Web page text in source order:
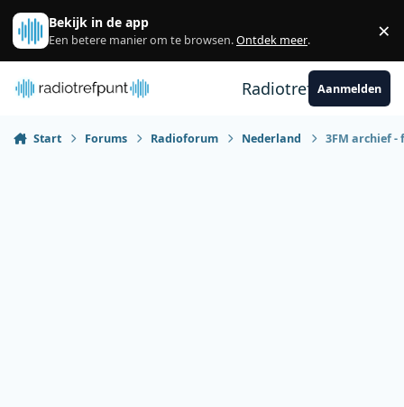
Spring naar bijdragen
Bekijk in de app
Een betere manier om te browsen.Ontdek meer. ×
RadiotrefpuntAanmelden
Start Forums Radioforum Nederland 3FM archief -